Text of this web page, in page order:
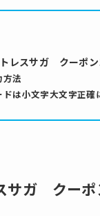
レスサガ クーポ
方法
ドは小文字大文字正確
サガ クーポ